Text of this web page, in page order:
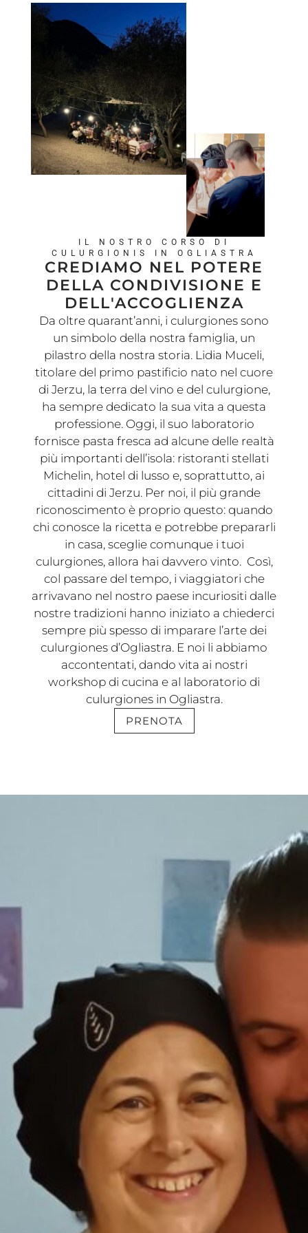
IL NOSTRO CORSO DI
CULURGIONIS IN OGLIASTRA
CREDIAMO NEL POTERE
DELLA CONDIVISIONE E
DELL'ACCOGLIENZA
Da oltre quarant’anni, i culurgiones sono
un simbolo della nostra famiglia, un
pilastro della nostra storia. Lidia Muceli,
titolare del primo pastificio nato nel cuore
di Jerzu, la terra del vino e del culurgione,
ha sempre dedicato la sua vita a questa
professione. Oggi, il suo laboratorio
fornisce pasta fresca ad alcune delle realtà
più importanti dell’isola: ristoranti stellati
Michelin, hotel di lusso e, soprattutto, ai
cittadini di Jerzu. Per noi, il più grande
riconoscimento è proprio questo: quando
chi conosce la ricetta e potrebbe prepararli
in casa, sceglie comunque i tuoi
culurgiones, allora hai davvero vinto. Così,
col passare del tempo, i viaggiatori che
arrivavano nel nostro paese incuriositi dalle
nostre tradizioni hanno iniziato a chiederci
sempre più spesso di imparare l’arte dei
culurgiones d’Ogliastra. E noi li abbiamo
accontentati, dando vita ai nostri
workshop di cucina e al laboratorio di
culurgiones in Ogliastra.
PRENOTA